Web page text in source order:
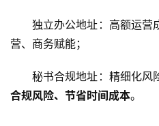
独立办公地址：高额运营
营、商务赋能；
秘书合规地址：精细化风
合规风险、节省时间成本。